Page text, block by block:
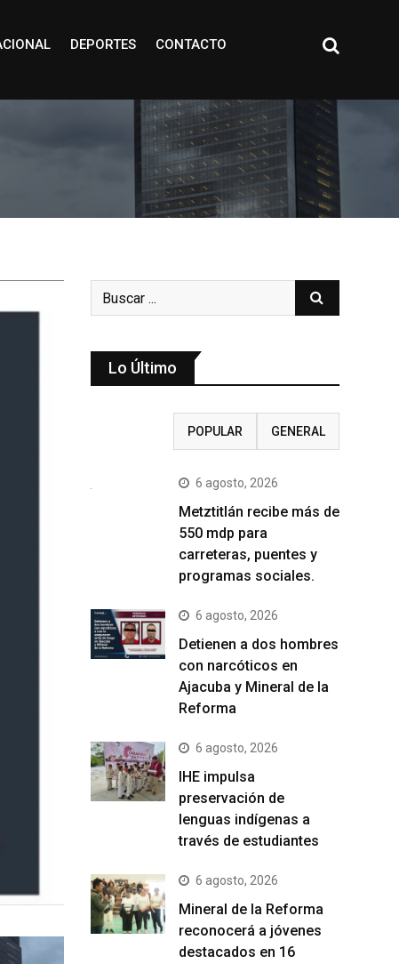
DEPORTES CONTACTO
Lo Último
POPULAR GENERAL
6 agosto, 2026
Metztitlán recibe más de
550 mdp para
carreteras, puentes y
programas sociales.
6 agosto, 2026
Detienen a dos hombres
con narcóticos en
Ajacuba y Mineral de la
Reforma
6 agosto, 2026
IHE impulsa
preservación de
lenguas indígenas a
través de estudiantes
6 agosto, 2026
Mineral de la Reforma
reconocerá a jóvenes
destacados en 16